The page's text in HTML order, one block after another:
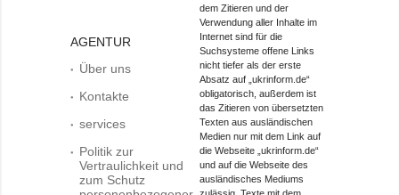
AGENTUR
Über uns
Kontakte
services
Politik zur
Vertraulichkeit und
zum Schutz
dem Zitieren und der
Verwendung aller Inhalte im
Internet sind für die
Suchsysteme offene Links
nicht tiefer als der erste
Absatz auf „ukrinform.de“
obligatorisch, außerdem ist
das Zitieren von übersetzten
Texten aus ausländischen
Medien nur mit dem Link auf
die Webseite „ukrinform.de“
und auf die Webseite des
ausländisches Mediums
zulässig. Texte mit dem